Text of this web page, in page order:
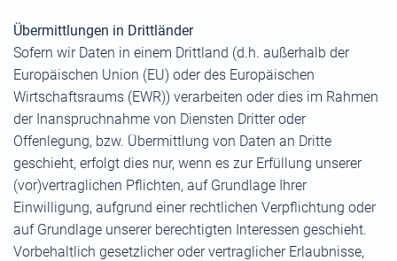
Übermittlungen in Drittländer
Sofern wir Daten in einem Drittland (d.h. außerhalb der
Europäischen Union (EU) oder des Europäischen
Wirtschaftsraums (EWR)) verarbeiten oder dies im Rahmen
der Inanspruchnahme von Diensten Dritter oder
Offenlegung, bzw. Übermittlung von Daten an Dritte
geschieht, erfolgt dies nur, wenn es zur Erfüllung unserer
(vor)vertraglichen Pflichten, auf Grundlage Ihrer
Einwilligung, aufgrund einer rechtlichen Verpflichtung oder
auf Grundlage unserer berechtigten Interessen geschieht.
Vorbehaltlich gesetzlicher oder vertraglicher Erlaubnisse,